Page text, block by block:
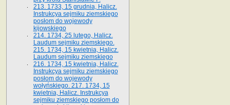
213. 1733, 15 grudnia, Halicz.
Instrukcya sejmiku ziemskiego
posłom do wojewody
kijowskiego
214. 1734, 25 lutego, Halicz.
Laudum sejmiku ziemskiego.
215. 1734, 15 kwietnia, Halicz.
Laudum sejmiku ziemskiego
216. 1734, 15 kwietnia, Halicz.
Instrukcya sejmiku ziemskiego
posłom do wojewody
wołyńskiego. 217. 1734, 15
kwietnia, Halicz. Instrukcya
sejmiku ziemskiego posłom do